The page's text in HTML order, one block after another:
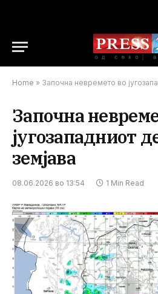
Home » Започна невремето во
Започна
југозападниот
земјава
08.06.2026 во 13:54 1 Min Read